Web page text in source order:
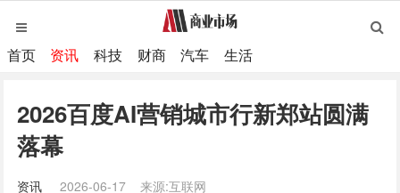
首页 资讯 科技 财商 汽车 生活
2026百度AI营销城市行新郑站圆满
落幕
资讯 2026-06-17 来源:互联网